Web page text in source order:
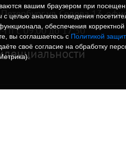
ул. Седова 13,
Пт с 09:00 до 17:30
вашим браузером при
целью анализа поведения
обеспечения
вы соглашаетесь с Политикой
своё согласие на обработку